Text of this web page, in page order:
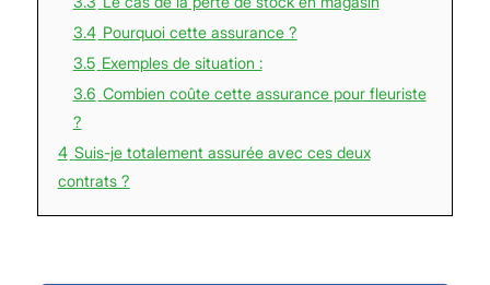
3.4 Pourquoi cette assurance ?
3.5 Exemples de situation :
3.6 Combien coûte cette assurance pour fleuriste
?
4 Suis-je totalement assurée avec ces deux
contrats ?